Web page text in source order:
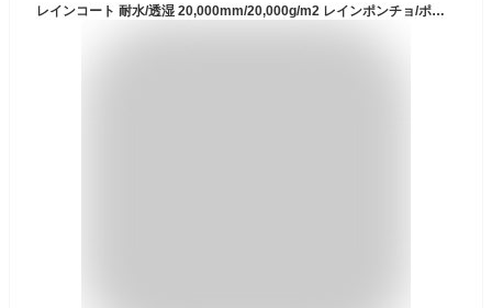
レインコート 耐水/透湿 20,000mm/20,000g/m2 レインポンチョ/ポンチョ レインウェア/レインスーツ 通気性 雨具/カッパ/雨合羽 メンズ レディース 通勤/通学/自転車/アウトドア ユニセックス LAD WEATHER ラドウェザー 送料無料 あす楽